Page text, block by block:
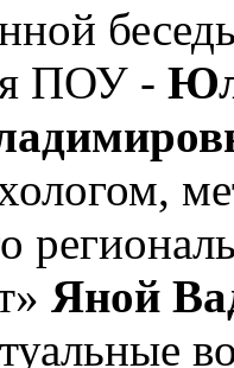
ПОУ -
Яной